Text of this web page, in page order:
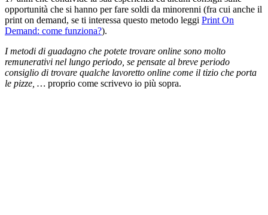
opportunità che si hanno per fare soldi da minorenni (fra cui anche il
print on demand, se ti interessa questo metodo leggi Print On
Demand: come funziona?).
I metodi di guadagno che potete trovare online sono molto
remunerativi nel lungo periodo, se pensate al breve periodo
consiglio di trovare qualche lavoretto online come il tizio che porta
le pizze, … proprio come scrivevo io più sopra.